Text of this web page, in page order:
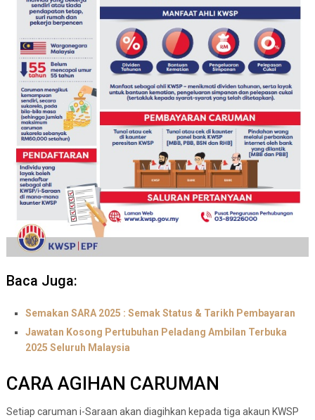
Baca Juga:
Semakan SARA 2025 : Semak Status & Tarikh Pembayaran
Jawatan Kosong Pertubuhan Peladang Ambilan Terbuka
2025 Seluruh Malaysia
CARA AGIHAN CARUMAN
Setiap caruman i-Saraan akan diagihkan kepada tiga akaun KWSP